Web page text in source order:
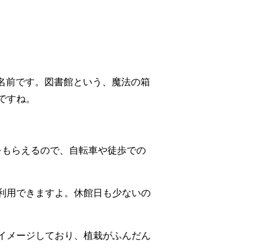
前です。図書館という、魔法の箱
ね。
らえるので、自転車や徒歩での
用できますよ。休館日も少ないの
メージしており、植栽がふんだん